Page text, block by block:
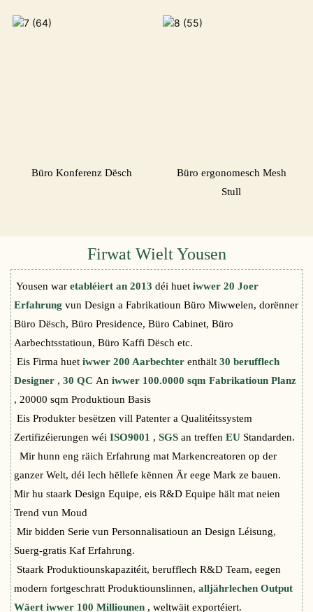
Büro Konferenz Dësch
Büro ergonomesch Mesh
Stull
Firwat Wielt Yousen
Yousen waretabléiert an 2013déi huetiwwer 20 Joer
Erfahrungvun Design a Fabrikatioun Büro Miwwelen, dorënner
Büro Dësch, Büro Presidence, Büro Cabinet, Büro
Aarbechtsstatioun, Büro Kaffi Dësch etc.
Eis Firma huetiwwer 200 Aarbechterenthält30 berufflech
Designer ,30 QCAniwwer 100.0000 sqm Fabrikatioun Planz
, 20000 sqm Produktioun Basis
Eis Produkter besëtzen vill Patenter a Qualitéitssystem
Zertifizéierungen wéiISO9001 ,SGSan treffenEU Standarden.
Mir hunn eng räich Erfahrung mat Markencreatoren op der
ganzer Welt, déi Iech hëllefe kënnen Är eege Mark ze bauen.
Mir hu staark Design Equipe, eis R&D Equipe hält mat neien
Trend vun Moud
Mir bidden Serie vun Personnalisatioun an Design Léisung,
Suerg-gratis Kaf Erfahrung.
Staark Produktiounskapazitéit, berufflech R&D Team, eegen
modern fortgeschratt Produktiounslinnen,alljährlechen Output
Wäert iwwer 100 Milliounen , weltwäit exportéiert.